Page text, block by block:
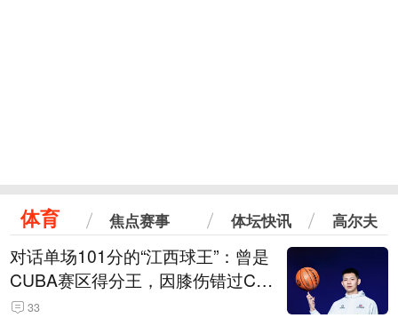
体育 焦点赛事 体坛快讯 高尔夫
对话单场101分的“江西球王”：曾是
CUBA赛区得分王，因膝伤错过CB
A选秀
33